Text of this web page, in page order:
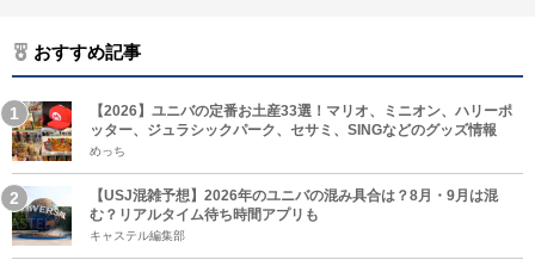
おすすめ記事
【2026】ユニバの定番お土産33選！マリオ、ミニオン、ハリーポ
ッター、ジュラシックパーク、セサミ、SINGなどのグッズ情報
めっち
【USJ混雑予想】2026年のユニバの混み具合は？8月・9月は混
む？リアルタイム待ち時間アプリも
キャステル編集部